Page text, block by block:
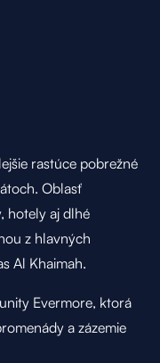
rastúce pobrežné
Oblasť
hotely aj dlhé
z hlavných
Al Khaimah.
Evermore, ktorá
a zázemie